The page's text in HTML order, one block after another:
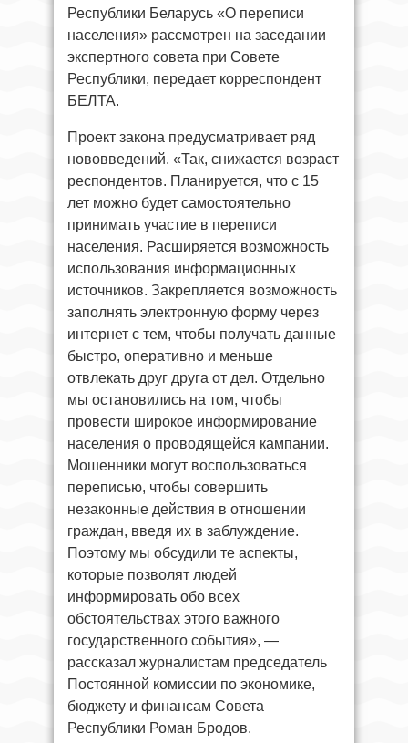
Республики Беларусь «О переписи
населения» рассмотрен на заседании
экспертного совета при Совете
Республики, передает корреспондент
БЕЛТА.
Проект закона предусматривает ряд
нововведений. «Так, снижается возраст
респондентов. Планируется, что с 15
лет можно будет самостоятельно
принимать участие в переписи
населения. Расширяется возможность
использования информационных
источников. Закрепляется возможность
заполнять электронную форму через
интернет с тем, чтобы получать данные
быстро, оперативно и меньше
отвлекать друг друга от дел. Отдельно
мы остановились на том, чтобы
провести широкое информирование
населения о проводящейся кампании.
Мошенники могут воспользоваться
переписью, чтобы совершить
незаконные действия в отношении
граждан, введя их в заблуждение.
Поэтому мы обсудили те аспекты,
которые позволят людей
информировать обо всех
обстоятельствах этого важного
государственного события», —
рассказал журналистам председатель
Постоянной комиссии по экономике,
бюджету и финансам Совета
Республики Роман Бродов.